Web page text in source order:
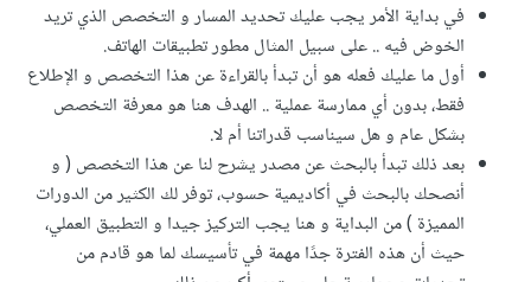
في بداية الأمر يجب عليك تحديد المسار و التخصص الذي تريد
الخوض فيه .. على سبيل المثال مطور تطبيقات الهاتف.
أول ما عليك فعله هو أن تبدأ بالقراءة عن هذا التخصص و الإطلاع
فقط، بدون أي ممارسة عملية .. الهدف هنا هو معرفة التخصص
بشكل عام و هل سيناسب قدراتنا أم لا.
بعد ذلك تبدأ بالبحث عن مصدر يشرح لنا عن هذا التخصص ( و
أنصحك بالبحث في أكاديمية حسوب، توفر لك الكثير من الدورات
المميزة ) من البداية و هنا يجب التركيز جيدا و التطبيق العملي،
حيث أن هذه الفترة جدًا مهمة في تأسيسك لما هو قادم من